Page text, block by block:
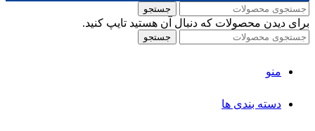
جستجو
برای دیدن محصولات که دنبال آن هستید تایپ کنید.
جستجو
منو
دسته بندی ها